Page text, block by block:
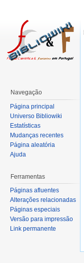
Navegação
Página principal
Universo Bibliowiki
Estatísticas
Mudanças recentes
Página aleatória
Ajuda
Ferramentas
Páginas afluentes
Alterações relacionadas
Páginas especiais
Versão para impressão
Link permanente